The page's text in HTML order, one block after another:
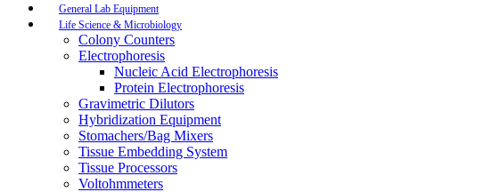
General Lab Equipment
Life Science & Microbiology
Colony Counters
Electrophoresis
Nucleic Acid Electrophoresis
Protein Electrophoresis
Gravimetric Dilutors
Hybridization Equipment
Stomachers/Bag Mixers
Tissue Embedding System
Tissue Processors
Voltohmmeters